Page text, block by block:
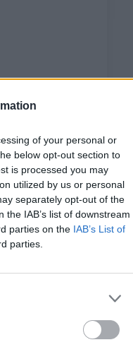
of your personal or
below opt-out section to
is processed you may
utilized by us or personal
separately opt-out of the
IAB’s list of downstream
parties on the IAB’s List of
parties.
τα
στην